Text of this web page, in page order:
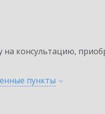
консультацию,
пункты